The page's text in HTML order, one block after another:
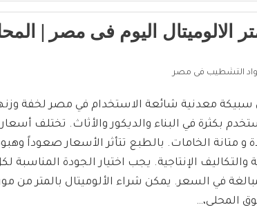
الالوميتال اليوم فى مصر |
التشطيب فى مصر
سبيكة معدنية شائعة الاستخدام في مصر لخفة
بكثرة في البناء والديكور والأثاث. تختلف أسعار
و متانة الخامات. بالطبع تتأثر الأسعار صعوداً
والتكاليف الإنتاجية. يجب اختيار الجودة المناسبة
في السعر. يمكن شراء الألوميتال بالمتر من
المحلى،…